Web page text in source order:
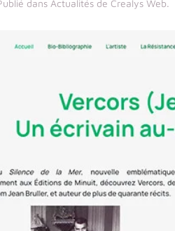
dans Actualités de Crealys Web.